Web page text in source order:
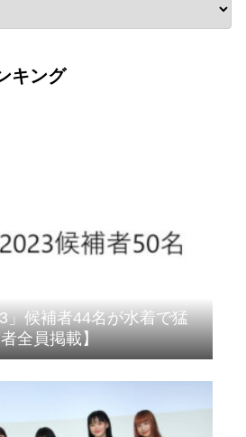
キング
」候補者44名が水着で猛
全員掲載】